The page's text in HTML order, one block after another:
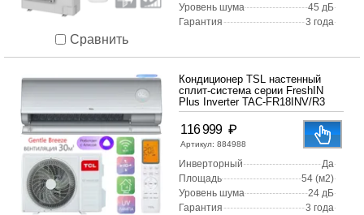
Сравнить
Уровень шума
45 дБ
Гарантия
3 года
Кондиционер TSL настенный
сплит-система серии FreshIN
Plus Inverter TAC-FR18INV/R3
116 999 ₽
Артикул: 884988
Инверторный
Да
Площадь
54 (м2)
Уровень шума
24 дБ
Гарантия
3 года